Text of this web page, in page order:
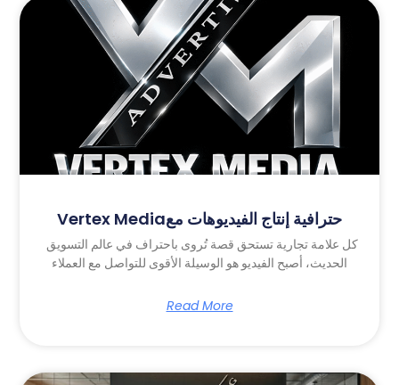
Vertex Mediaحترافية إنتاج الفيديوهات مع
الحديث، أصبح الفيديو هو الوسيلة الأقوى للتواصل مع العملاء
Read More